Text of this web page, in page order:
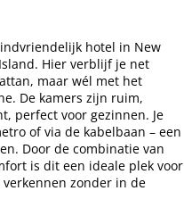
hotel in New
Hier verblijf je net
maar wél met het
De kamers zijn ruim,
perfect voor gezinnen. Je
of via de kabelbaan – een
Door de combinatie van
is dit een ideale plek voor
zonder in de